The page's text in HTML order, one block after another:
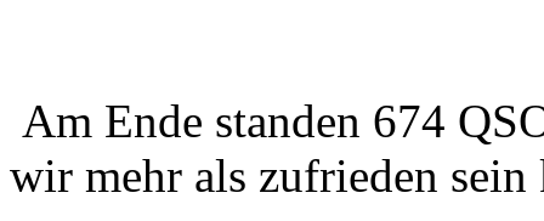
Am Ende standen 674
wir mehr als zufrieden sein